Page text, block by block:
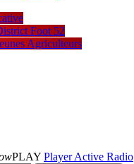
Foot 52
Agriculteurs
PLAY Player Active Radio